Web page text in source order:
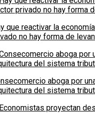
que reactivar la
no hay forma de
aboga por
del sistema